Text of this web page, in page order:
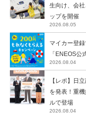
生向け、会
ップを開催
2026.08.05
マイカー登
「ENEOS
2026.08.04
【レポ】日
を発表！重
ルで登場
2026.08.04